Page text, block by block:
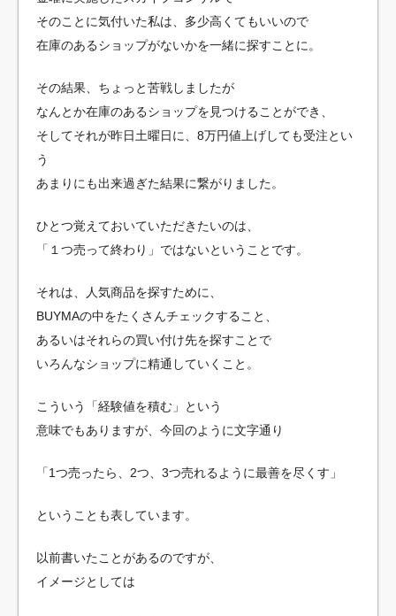
そのことに気付いた私は、多少高くてもいいので
在庫のあるショップがないかを一緒に探すことに。
その結果、ちょっと苦戦しましたが
なんとか在庫のあるショップを見つけることができ、
そしてそれが昨日土曜日に、8万円値上げしても受注とい
う
あまりにも出来過ぎた結果に繋がりました。
ひとつ覚えておいていただきたいのは、
「１つ売って終わり」ではないということです。
それは、人気商品を探すために、
BUYMAの中をたくさんチェックすること、
あるいはそれらの買い付け先を探すことで
いろんなショップに精通していくこと。
こういう「経験値を積む」という
意味でもありますが、今回のように文字通り
「1つ売ったら、2つ、3つ売れるように最善を尽くす」
ということも表しています。
以前書いたことがあるのですが、
イメージとしては